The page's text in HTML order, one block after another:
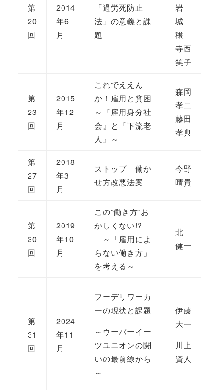
第
20
回
2014
年6
月
「過労死防止
法」の意義と課
題
岩
城
穣
寺西
笑子
第
23
回
2015
年12
月
これでええん
か！雇用と貧困
～『雇用身分社
会』と『下流老
人』～
森岡
孝二
藤田
孝典
第
27
回
2018
年3
月
ストップ 働か
せ方改悪法案
今野
晴貴
第
30
回
2019
年10
月
この”働き方”お
かしくない!?
～「雇用によ
らない働き方」
を考える～
北
健一
第
31
回
2024
年11
月
フーデリワーカ
ーの現状と課題
～ウーバーイー
ツユニオンの闘
いの最前線から
～
伊藤
大一
川上
資人